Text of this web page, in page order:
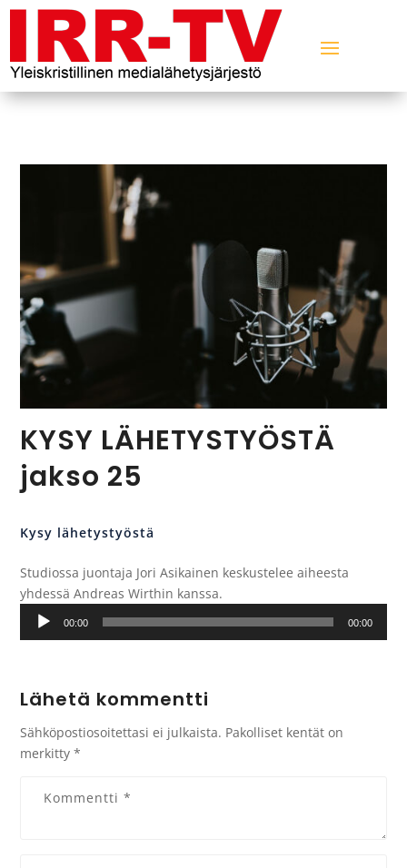
KYSY LÄHETYSTYÖSTÄ
jakso 25
Kysy lähetystyöstä
Studiossa juontaja Jori Asikainen keskustelee aiheesta
yhdessä Andreas Wirthin kanssa.
Äänitoistin
00:00 00:00
Lähetä kommentti
Sähköpostiosoitettasi ei julkaista. Pakolliset kentät on
merkitty*